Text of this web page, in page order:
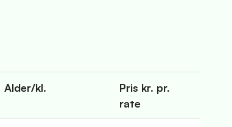
Alder/kl.
Pris kr. pr.
rate